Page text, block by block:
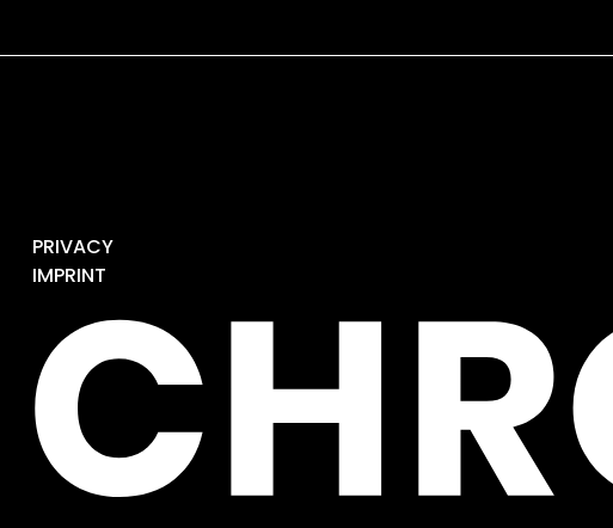
PRIVACY
IMPRINT